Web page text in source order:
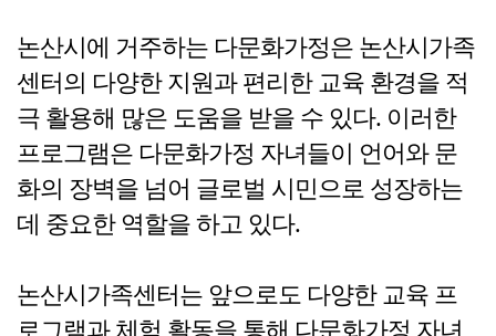
논산시에 거주하는 다문화가정은 논산시가족
센터의 다양한 지원과 편리한 교육 환경을 적
극 활용해 많은 도움을 받을 수 있다. 이러한
프로그램은 다문화가정 자녀들이 언어와 문
화의 장벽을 넘어 글로벌 시민으로 성장하는
데 중요한 역할을 하고 있다.
논산시가족센터는 앞으로도 다양한 교육 프
로그램과 체험 활동을 통해 다문화가정 자녀